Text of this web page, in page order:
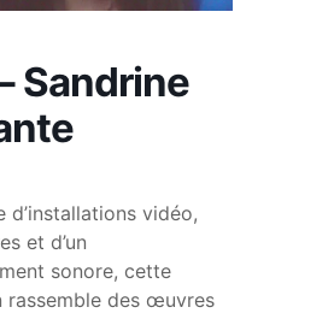
Sandrine
d’installations vidéo,
et d’un
sonore, cette
rassemble des œuvres